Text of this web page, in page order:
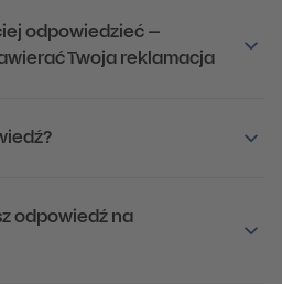
odpowiedzieć –
Twoja reklamacja
odpowiedź na